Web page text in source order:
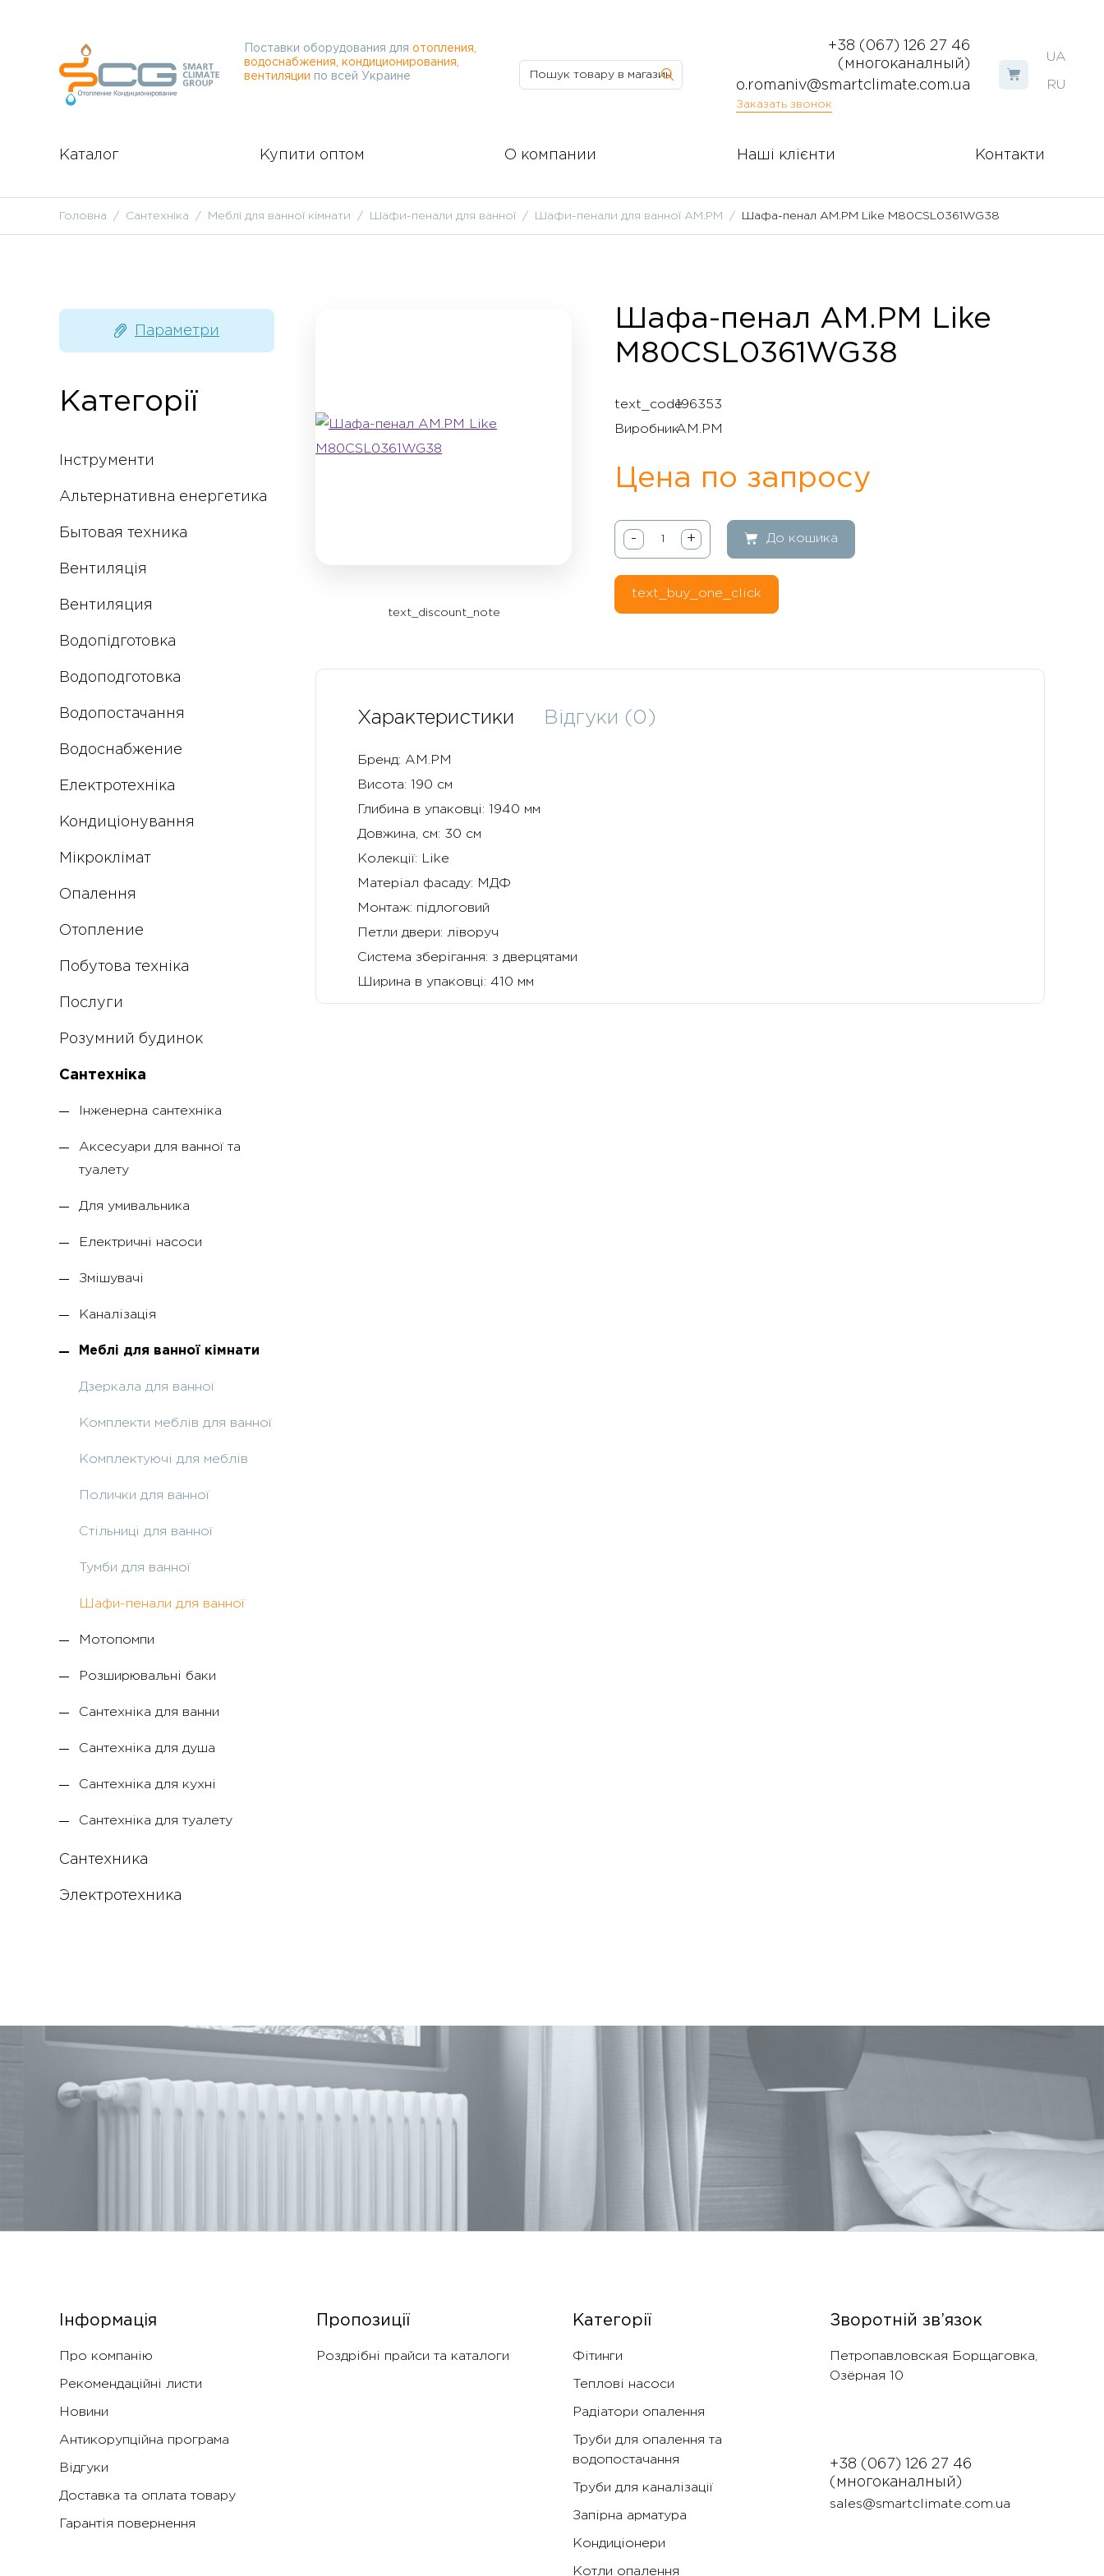
UA
RU
Поставки оборудования для отопления,
водоснабжения, кондиционирования,
вентиляции по всей Украине
+38 (067) 126 27 46
(многоканалный)
o.romaniv@smartclimate.com.ua
Заказать звонок
Каталог Купити оптом О компании Наші клієнти Контакти
Головна Сантехніка Меблі для ванної кімнати Шафи-пенали для ванної Шафи-пенали для ванної AM.PM Шафа-пенал AM.PM Like M80CSL0361WG38
Параметри
Категорії
Інструменти
Альтернативна енергетика
Бытовая техника
Вентиляція
Вентиляция
Водопідготовка
Водоподготовка
Водопостачання
Водоснабжение
Електротехніка
Кондиціонування
Мікроклімат
Опалення
Отопление
Побутова техніка
Послуги
Розумний будинок
Сантехніка
Інженерна сантехніка
Аксесуари для ванної та
туалету
Для умивальника
Електричні насоси
Змішувачі
Каналізація
Меблі для ванної кімнати
Дзеркала для ванної
Комплекти меблів для ванної
Комплектуючі для меблів
Полички для ванної
Стільниці для ванної
Тумби для ванної
Шафи-пенали для ванної
Мотопомпи
Розширювальні баки
Сантехніка для ванни
Сантехніка для душа
Сантехніка для кухні
Сантехніка для туалету
Сантехника
Электротехника
text_discount_note
Шафа-пенал AM.PM Like
M80CSL0361WG38
text_code196353
ВиробникAM.PM
Цена по запросу
- + До кошика
text_buy_one_click
Характеристики Відгуки (0)
Бренд: AM.PM
Висота: 190 см
Глибина в упаковці: 1940 мм
Довжина, см: 30 см
Колекції: Like
Матеріал фасаду: МДФ
Монтаж: підлоговий
Петли двери: ліворуч
Система зберігання: з дверцятами
Ширина в упаковці: 410 мм
Інформація
Про компанію
Рекомендаційні листи
Новини
Антикорупційна програма
Відгуки
Доставка та оплата товару
Гарантія повернення
Пропозиції
Роздрібні прайси та каталоги
Категорії
Фітинги
Теплові насоси
Радіатори опалення
Труби для опалення та
водопостачання
Труби для каналізації
Запірна арматура
Кондиціонери
Котли опалення
Зворотній зв’язок
Петропавловская Борщаговка,
Озëрная 10
+38 (067) 126 27 46
(многоканалный)
sales@smartclimate.com.ua